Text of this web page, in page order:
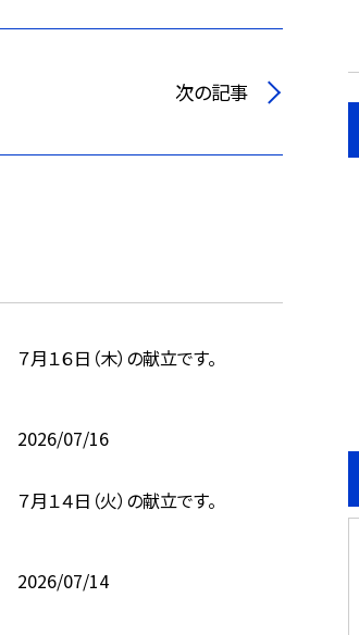
次の記事
７月１６日（木）の献立です。
2026/07/16
７月１４日（火）の献立です。
2026/07/14